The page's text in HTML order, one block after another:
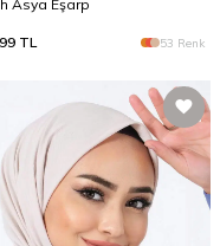
Asya Eşarp
TL 53 Renk